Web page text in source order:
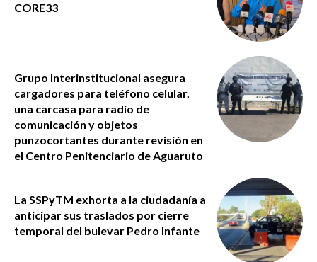
CORE33
Grupo Interinstitucional asegura
cargadores para teléfono celular,
una carcasa para radio de
comunicación y objetos
punzocortantes durante revisión en
el Centro Penitenciario de Aguaruto
La SSPyTM exhorta a la ciudadanía a
anticipar sus traslados por cierre
temporal del bulevar Pedro Infante